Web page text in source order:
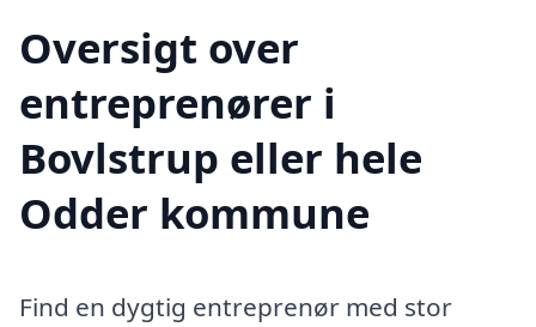
Oversigt over
entreprenører i
Bovlstrup eller hele
Odder kommune
Find en dygtig entreprenør med stor